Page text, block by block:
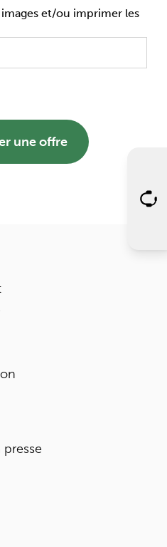
et/ou imprimer les
une offre